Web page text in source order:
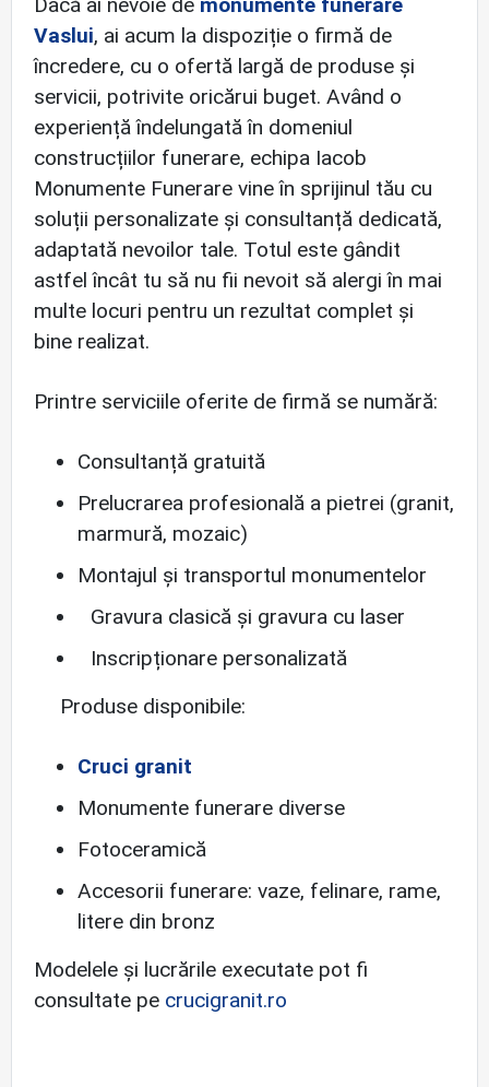
Vaslui, ai acum la dispoziție o firmă de
încredere, cu o ofertă largă de produse și
servicii, potrivite oricărui buget. Având o
experiență îndelungată în domeniul
construcțiilor funerare, echipa Iacob
Monumente Funerare vine în sprijinul tău cu
soluții personalizate și consultanță dedicată,
adaptată nevoilor tale. Totul este gândit
astfel încât tu să nu fii nevoit să alergi în mai
multe locuri pentru un rezultat complet și
bine realizat.
Printre serviciile oferite de firmă se numără:
Consultanță gratuită
Prelucrarea profesională a pietrei (granit,
marmură, mozaic)
Montajul și transportul monumentelor
Gravura clasică și gravura cu laser
Inscripționare personalizată
Produse disponibile:
Cruci granit
Monumente funerare diverse
Fotoceramică
Accesorii funerare: vaze, felinare, rame,
litere din bronz
Modelele și lucrările executate pot fi
consultate pe crucigranit.ro